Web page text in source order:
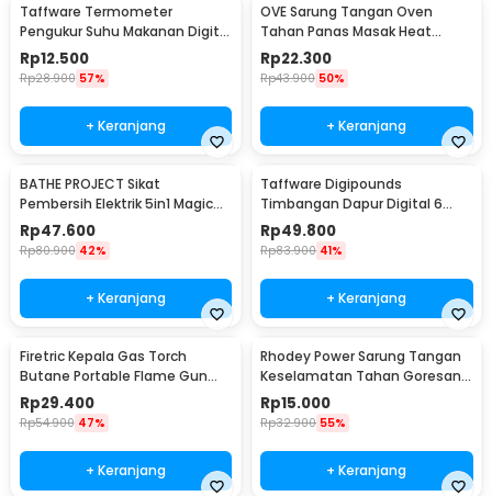
Taffware Termometer
Pengukur Suhu Makanan Digital
Daging Kopi Susu - TP101
Rp12.500
Rp28.900 57%
+ Keranjang
OVE Sarung Tangan Oven
Tahan Panas Masak Heat
Resistant Gloves - 540F
Rp22.300
Rp43.900 50%
+ Keranjang
BATHE PROJECT Sikat
Pembersih Elektrik 5in1 Magic
Brush Rechargeable - WQ8110
Rp47.600
Rp80.900 42%
+ Keranjang
Taffware Digipounds
Timbangan Dapur Digital 6
Satuan 1kg 0.1g - i2000
Rp49.800
Rp83.900 41%
+ Keranjang
Firetric Kepala Gas Torch
Butane Portable Flame Gun
Adjustable - 807
Rp29.400
Rp54.900 47%
+ Keranjang
Rhodey Power Sarung Tangan
Keselamatan Tahan Goresan
Pisau - EN388
Rp15.000
Rp32.900 55%
+ Keranjang